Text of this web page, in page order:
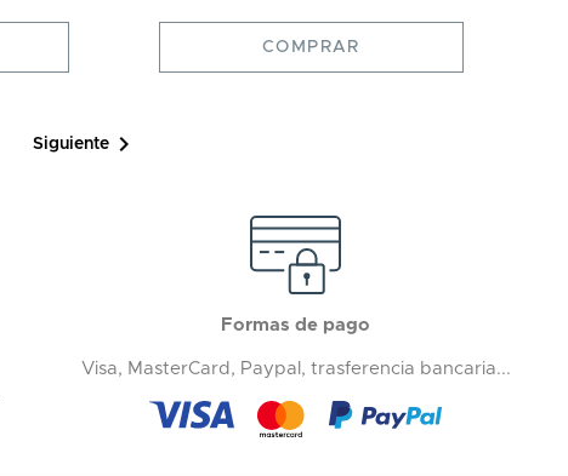
COMPRAR
Siguiente
Formas de pago
Visa, MasterCard, Paypal, trasferencia bancaria...